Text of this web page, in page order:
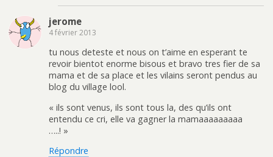
jerome
4 février 2013
tu nous deteste et nous on t’aime en esperant te
revoir bientot enorme bisous et bravo tres fier de sa
mama et de sa place et les vilains seront pendus au
blog du village lool.
« ils sont venus, ils sont tous la, des qu’ils ont
entendu ce cri, elle va gagner la mamaaaaaaaaa
…..! »
Répondre